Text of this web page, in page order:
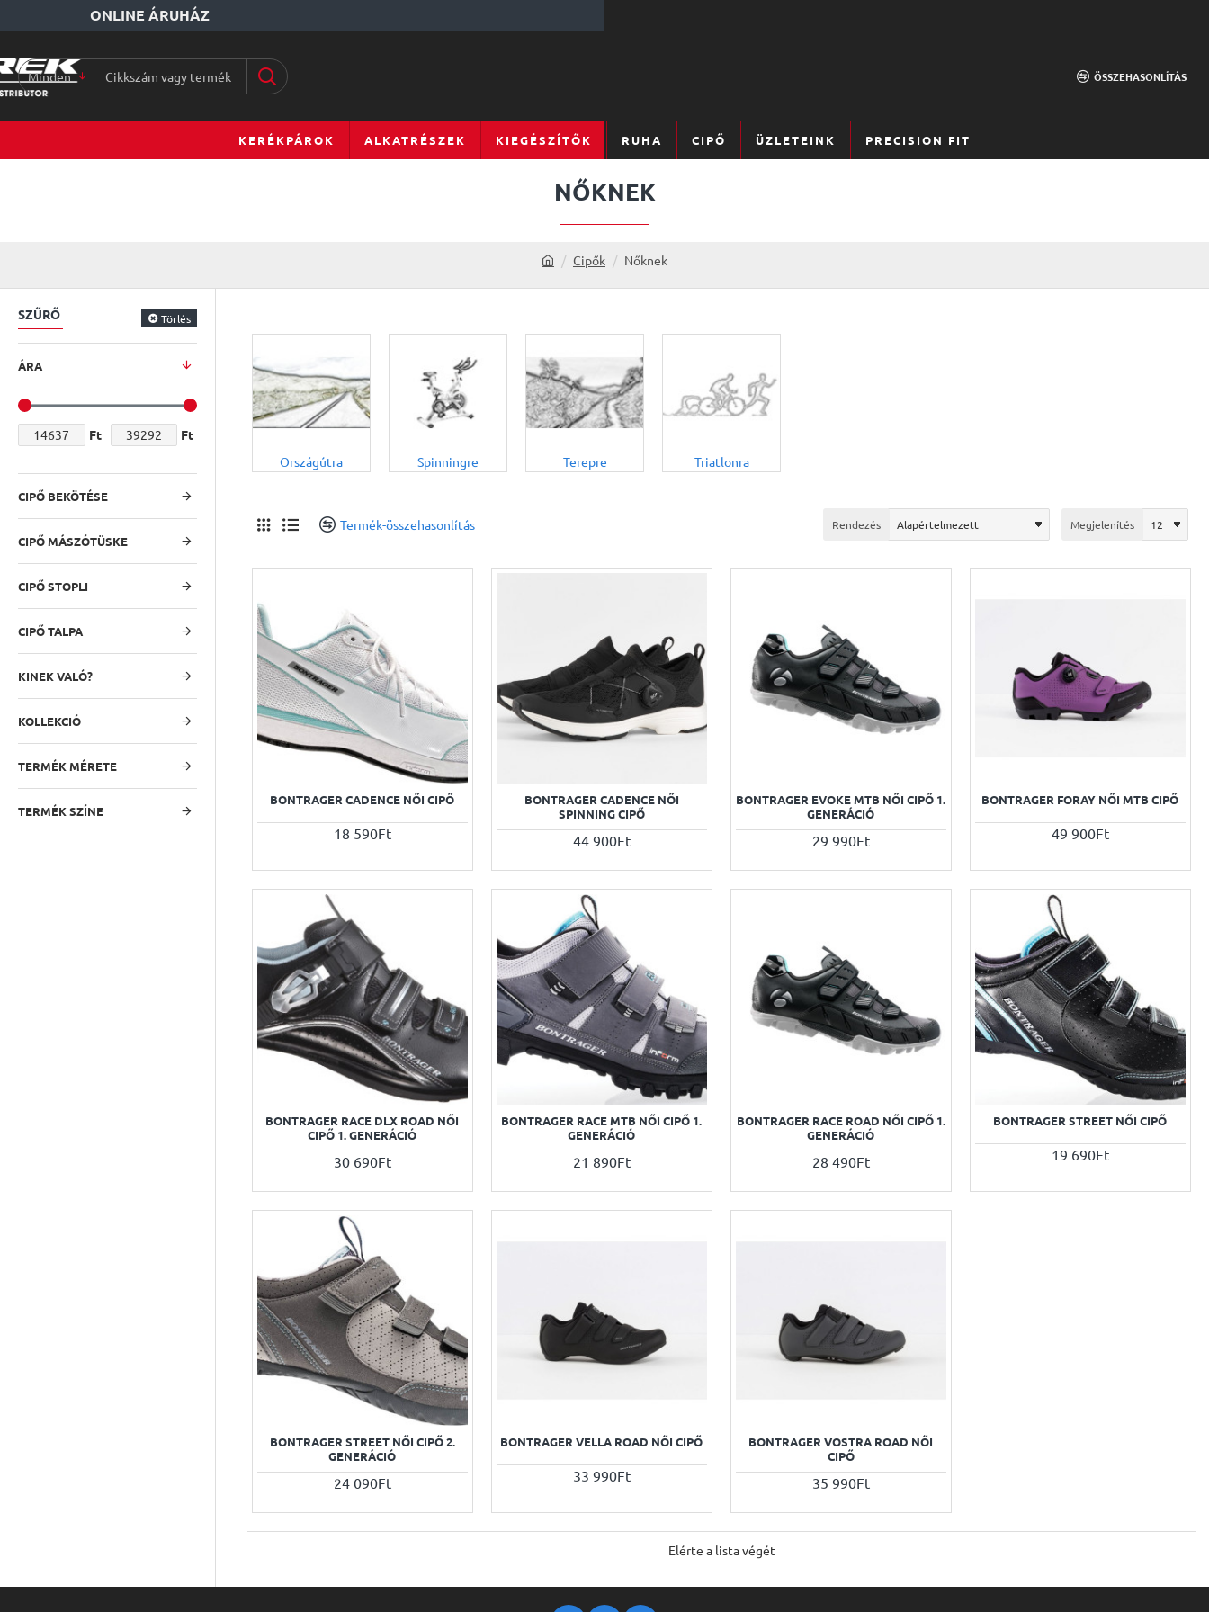
ONLINE ÁRUHÁZ
Minden
Cikkszám
terméknév...
ÖSSZEHASONLÍTÁS
KERÉKPÁROK ALKATRÉSZEK KIEGÉSZÍTŐK RUHA CIPŐ ÜZLETEINK PRECISION FIT
NŐKNEK
o
e
Cipők Nőknek
SZŰRŐ Törlés
ÁRA
Ft Ft
CIPŐ BEKÖTÉSE
CIPŐ MÁSZÓTÜSKE
CIPŐ STOPLI
CIPŐ TALPA
KINEK VALÓ?
KOLLEKCIÓ
TERMÉK MÉRETE
TERMÉK SZÍNE
Országútra Spinningre Terepre Triatlonra
Termék-összehasonlítás Rendezés Megjelenítés
BONTRAGER CADENCE NŐI CIPŐ
18 590Ft
BONTRAGER CADENCE NŐI
SPINNING CIPŐ
44 900Ft
BONTRAGER EVOKE MTB NŐI CIPŐ 1.
GENERÁCIÓ
29 990Ft
BONTRAGER FORAY NŐI MTB CIPŐ
49 900Ft
BONTRAGER RACE DLX ROAD NŐI
CIPŐ 1. GENERÁCIÓ
30 690Ft
BONTRAGER RACE MTB NŐI CIPŐ 1.
GENERÁCIÓ
21 890Ft
BONTRAGER RACE ROAD NŐI CIPŐ 1.
GENERÁCIÓ
28 490Ft
BONTRAGER STREET NŐI CIPŐ
19 690Ft
BONTRAGER STREET NŐI CIPŐ 2.
GENERÁCIÓ
24 090Ft
BONTRAGER VELLA ROAD NŐI CIPŐ
33 990Ft
BONTRAGER VOSTRA ROAD NŐI
CIPŐ
35 990Ft
Elérte a lista végét